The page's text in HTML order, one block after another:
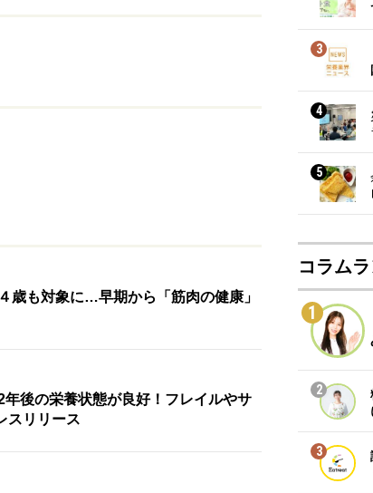
歳も対象に…早期から「筋肉の健康」
年後の栄養状態が良好！フレイルやサ
スリリース
3
4
5
コラム
1
2
3